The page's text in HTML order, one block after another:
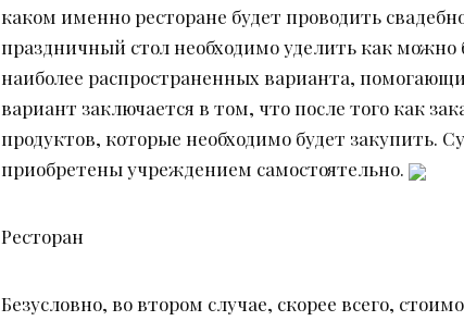
каком именно ресторане будет проводить
праздничный стол необходимо уделить как
наиболее распространенных варианта,
вариант заключается в том, что после того как
продуктов, которые необходимо будет закупить.
приобретены учреждением самостоятельно.
Ресторан
Безусловно, во втором случае, скорее всего,